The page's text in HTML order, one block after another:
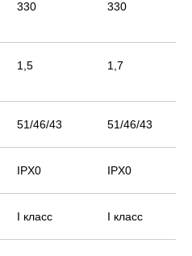
330 330
1,5 1,7
51/46/43 51/46/43
IPX0 IPX0
I класс I класс